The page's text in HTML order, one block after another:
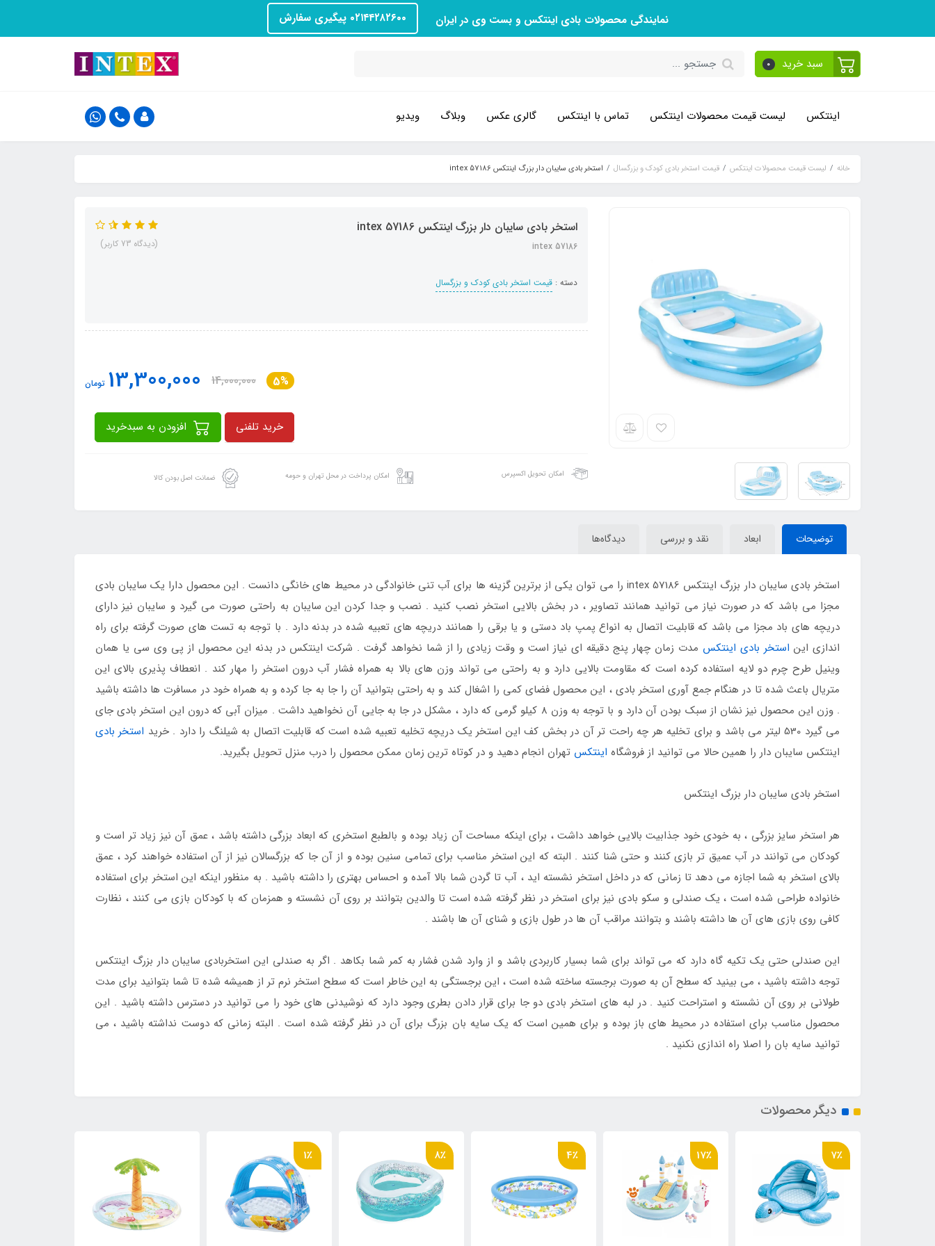
نمایندگی محصولات بادی اینتکس و بست وی در ایران ۰۲۱۴۴۲۸۲۶۰۰ پیگیری سفارش
سبد خرید 0
اینتکس لیست قیمت محصولات اینتکس تماس با اینتکس گالری عکس وبلاگ ویدیو
خانه لیست قیمت محصولات اینتکس قیمت استخر بادی کودک و بزرگسال استخر بادی سایبان دار بزرگ اینتکس intex 57186
استخر بادی سایبان دار بزرگ اینتکس intex 57186
intex 57186
دسته : قیمت استخر بادی کودک و بزرگسال
(دیدگاه 73 کاربر)
5%
14,000,000
13,300,000 تومان
خرید تلفنی
امکان تحویل اکسپرس امکان پرداخت در محل تهران و حومه ضمانت اصل بودن کالا
توضیحات ابعاد نقد و بررسی دیدگاه‌ها
استخر بادی سایبان دار بزرگ اینتکس intex 57186 را می توان یکی از برترین گزینه ها برای آب تنی خانوادگی در محیط های خانگی دانست . این محصول دارا یک سایبان بادی
مجزا می باشد که در صورت نیاز می توانید همانند تصاویر ، در بخش بالایی استخر نصب کنید . نصب و جدا کردن این سایبان به راحتی صورت می گیرد و سایبان نیز دارای
دریچه های باد مجزا می باشد که قابلیت اتصال به انواع پمپ باد دستی و یا برقی را همانند دریچه های تعبیه شده در بدنه دارد . با توجه به تست های صورت گرفته برای راه
اندازی این استخر بادی اینتکس مدت زمان چهار پنج دقیقه ای نیاز است و وقت زیادی را از شما نخواهد گرفت . شرکت اینتکس در بدنه این محصول از پی وی سی یا همان
وینیل طرح چرم دو لایه استفاده کرده است که مقاومت بالایی دارد و به راحتی می تواند وزن های بالا به همراه فشار آب درون استخر را مهار کند . انعطاف پذیری بالای این
متریال باعث شده تا در هنگام جمع آوری استخر بادی ، این محصول فضای کمی را اشغال کند و به راحتی بتوانید آن را جا به جا کرده و به همراه خود در مسافرت ها داشته باشید
. وزن این محصول نیز نشان از سبک بودن آن دارد و با توجه به وزن 8 کیلو گرمی که دارد ، مشکل در جا به جایی آن نخواهید داشت . میزان آبی که درون این استخر بادی جای
می گیرد 530 لیتر می باشد و برای تخلیه هر چه راحت تر آن در بخش کف این استخر یک دریچه تخلیه تعبیه شده است که قابلیت اتصال به شیلنگ را دارد . خرید
استخر بادی
اینتکس سایبان دار را همین حالا می توانید از فروشگاه اینتکس تهران انجام دهید و در کوتاه ترین زمان ممکن محصول را درب منزل تحویل بگیرید.
استخر بادی سایبان دار بزرگ اینتکس
هر استخر سایز بزرگی ، به خودی خود جذابیت بالایی خواهد داشت ، برای اینکه مساحت آن زیاد بوده و بالطبع استخری که ابعاد بزرگی داشته باشد ، عمق آن نیز زیاد تر است و
کودکان می توانند در آب عمیق تر بازی کنند و حتی شنا کنند . البته که این استخر مناسب برای تمامی سنین بوده و از آن جا که بزرگسالان نیز از آن استفاده خواهند کرد ، عمق
بالای استخر به شما اجازه می دهد تا زمانی که در داخل استخر نشسته اید ، آب تا گردن شما بالا آمده و احساس بهتری را داشته باشید . به منظور اینکه این استخر برای استفاده
خانواده طراحی شده است ، یک صندلی و سکو بادی نیز برای استخر در نظر گرفته شده است تا والدین بتوانند بر روی آن نشسته و همزمان که با کودکان بازی می کنند ، نظارت
کافی روی بازی های آن ها داشته باشند و بتوانند مراقب آن ها در طول بازی و شنای آن ها باشند .
این صندلی حتی یک تکیه گاه دارد که می تواند برای شما بسیار کاربردی باشد و از وارد شدن فشار به کمر شما بکاهد . اگر به صندلی این استخربادی سایبان دار بزرگ اینتکس
توجه داشته باشید ، می بینید که سطح آن به صورت برجسته ساخته شده است ، این برجستگی به این خاطر است که سطح استخر نرم تر از همیشه شده تا شما بتوانید برای مدت
طولانی بر روی آن نشسته و استراحت کنید . در لبه های استخر بادی دو جا برای قرار دادن بطری وجود دارد که نوشیدنی های خود را می توانید در دسترس داشته باشید . این
محصول مناسب برای استفاده در محیط های باز بوده و برای همین است که یک سایه بان بزرگ برای آن در نظر گرفته شده است . البته زمانی که دوست نداشته باشید ، می
توانید سایه بان را اصلا راه اندازی نکنید .
دیگر محصولات
7٪ 17٪ 4٪ 8٪ 1٪